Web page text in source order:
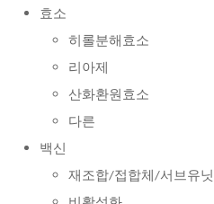
효소
히롤분해효소
리아제
산화환원효소
다른
백신
재조합/접합체/서브유닛